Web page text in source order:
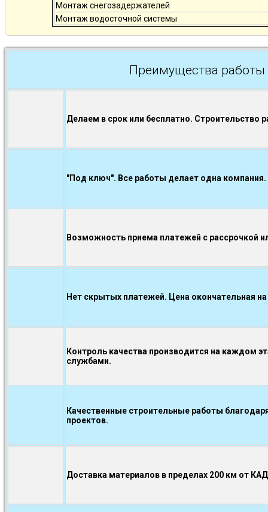
Монтаж снегозадержателей
Монтаж водосточной системы
Преимущества
Делаем в срок или бесплатно. Строительство
"Под ключ". Все работы делает одна компания.
Возможность приема платежей с рассрочкой
Нет скрытых платежей. Цена окончательная
Контроль качества производится на каждом
службами.
Качественные строительные работы
проектов.
Доставка материалов в пределах 200 км от